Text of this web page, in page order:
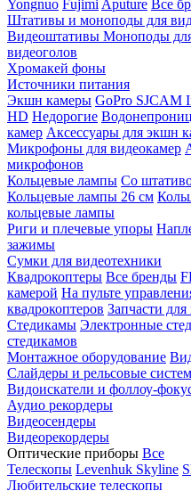
Yongnuo Fujimi Aputure Все
Штативы и моноподы для
Видеоштативы Моноподы
видеоголов
Хромакей фоны
Источники питания
Экшн камеры GoPro SJCAM
HD Недорогие
камер Аксессуары для экшн
Микрофоны для видеокамер
микрофонов
Кольцевые лампы Со
Кольцевые лампы 26 см
кольцевые лампы
Риги и плечевые упоры
зажимы
Сумки для видеотехники
Квадрокоптеры Все бренды
камерой На пульте
квадрокоптеров Запчасти для
Стедикамы Электронные
стедикамов
Монтажное оборудование
Слайдеры и рельсовые
Видоискатели и фоллоу-
Аудио рекордеры
Видеосендеры
Видеорекордеры
Оптические приборы Все
Телескопы Levenhuk Skyline
Любительские телескопы